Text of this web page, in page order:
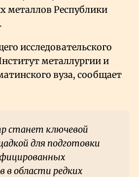
металлов Республики
исследовательского
металлургии и
вуза, сообщает
станет ключевой
для подготовки
в области редких